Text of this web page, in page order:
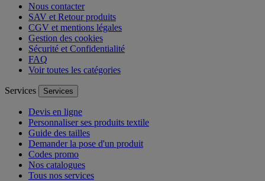
Nous contacter
SAV et Retour produits
CGV et mentions légales
Gestion des cookies
Sécurité et Confidentialité
FAQ
Voir toutes les catégories
Services Services
Devis en ligne
Personnaliser ses produits textile
Guide des tailles
Demander la pose d'un produit
Codes promo
Nos catalogues
Tous nos services